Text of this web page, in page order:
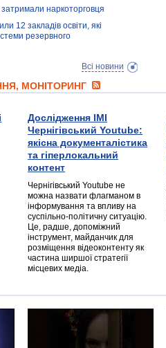
затримали наркоторговця
12 закладів освіти, які
резервного
Всі новини
МОНІТОРИНГ
Дослідження ІМІ
Чернігівський Youtube:
якісна документалістика
та гіперлокальний
контент
Чернігівський Youtube не
можна назвати флагманом в
інформування та впливу на
суспільно-політичну ситуацію.
Це, радше, допоміжний
інструмент, майданчик для
розміщення відеоконтенту як
частина ширшої стратегії
місцевих медіа.